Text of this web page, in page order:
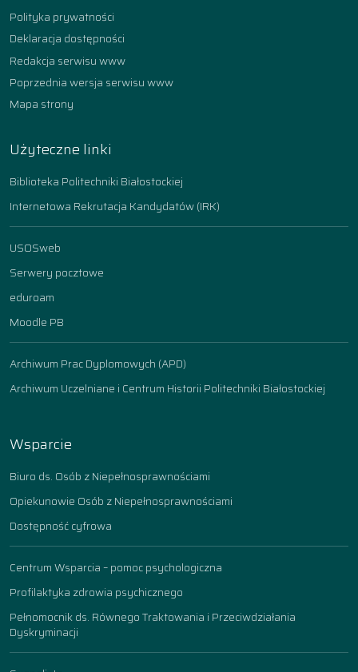
Polityka prywatności
Deklaracja dostępności
Redakcja serwisu www
Poprzednia wersja serwisu www
Mapa strony
Użyteczne linki
Biblioteka Politechniki Białostockiej
Internetowa Rekrutacja Kandydatów (IRK)
USOSweb
Serwery pocztowe
eduroam
Moodle PB
Archiwum Prac Dyplomowych (APD)
Archiwum Uczelniane i Centrum Historii Politechniki Białostockiej
Wsparcie
Biuro ds. Osób z Niepełnosprawnościami
Opiekunowie Osób z Niepełnosprawnościami
Dostępność cyfrowa
Centrum Wsparcia – pomoc psychologiczna
Profilaktyka zdrowia psychicznego
Pełnomocnik ds. Równego Traktowania i Przeciwdziałania
Dyskryminacji